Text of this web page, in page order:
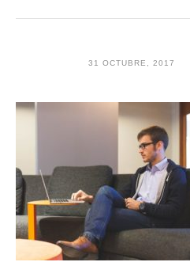
31 OCTUBRE, 2017